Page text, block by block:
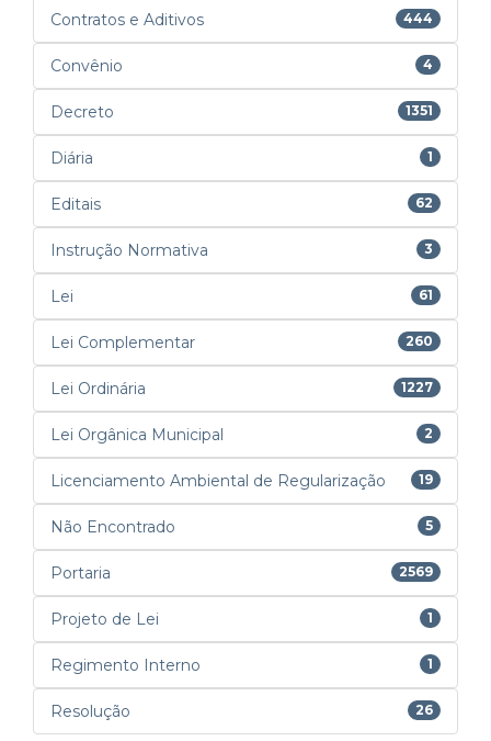
Contratos e Aditivos 444
Convênio 4
Decreto 1351
Diária 1
Editais 62
Instrução Normativa 3
Lei 61
Lei Complementar 260
Lei Ordinária 1227
Lei Orgânica Municipal 2
Licenciamento Ambiental de Regularização 19
Não Encontrado 5
Portaria 2569
Projeto de Lei 1
Regimento Interno 1
Resolução 26